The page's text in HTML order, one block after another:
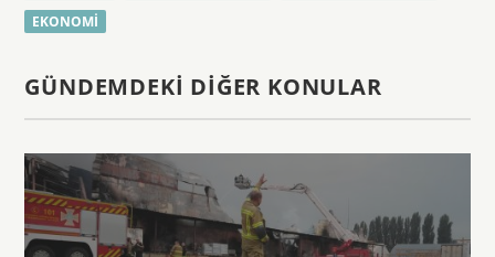
EKONOMI
GÜNDEMDEKI DIĞER KONULAR